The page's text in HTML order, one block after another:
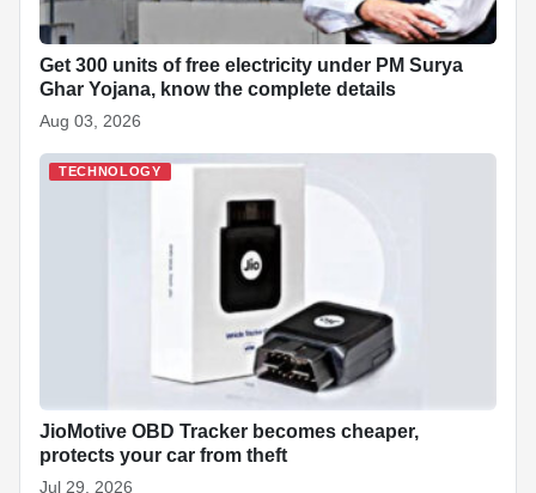
Get 300 units of free electricity under PM Surya
Ghar Yojana, know the complete details
Aug 03, 2026
TECHNOLOGY
JioMotive OBD Tracker becomes cheaper,
protects your car from theft
Jul 29, 2026